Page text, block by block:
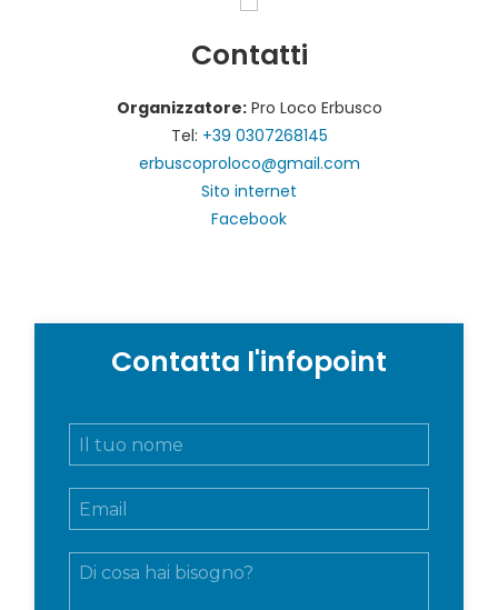
Contatti
Organizzatore:Pro Loco Erbusco
Tel: +39 0307268145
erbuscoproloco@gmail.com
Sito internet
Facebook
Contatta l'infopoint
N
E
m
M